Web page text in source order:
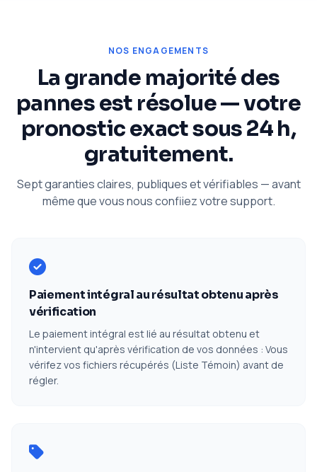
NOS ENGAGEMENTS
La grande majorité des
pannes est résolue — votre
pronostic exact sous 24 h,
gratuitement.
Sept garanties claires, publiques et vérifiables — avant
même que vous nous confiiez votre support.
Paiement intégral au résultat obtenu après
vérification
Le paiement intégral est lié au résultat obtenu et
n'intervient qu'après vérification de vos données : Vous
vérifez vos fichiers récupérés (Liste Témoin) avant de
régler.